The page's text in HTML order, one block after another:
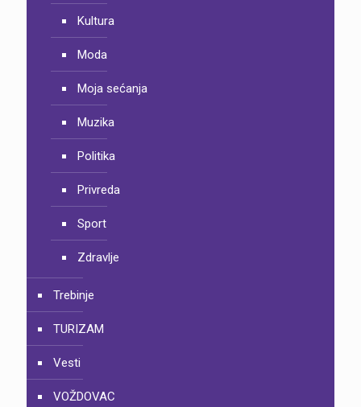
Kultura
Moda
Moja sećanja
Muzika
Politika
Privreda
Sport
Zdravlje
Trebinje
TURIZAM
Vesti
VOŽDOVAC